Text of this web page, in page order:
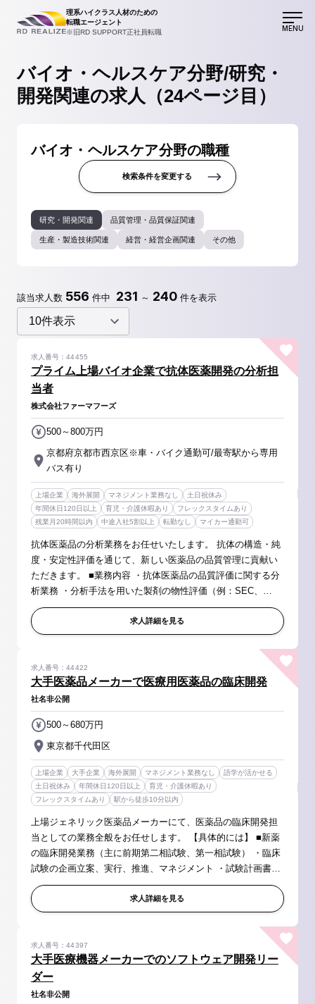
理系ハイクラス人材のための
転職エージェント
※旧RD SUPPORT正社員転職
MENU
バイオ・ヘルスケア分野/研究・
開発関連の求人（24ページ目）
バイオ・ヘルスケア分野の職種
検索条件を変更する
研究・開発関連 品質管理・品質保証関連
生産・製造技術関連 経営・経営企画関連 その他
該当求人数 556 件中 231 ～ 240 件を表示
プライム上場バイオ企業で抗体医薬開発の分析担
当者
求人番号：44455
株式会社ファーマフーズ
京都府京都市西京区※車・バイク通勤可/最寄駅から専用
バス有り
500～800万円
上場企業 海外展開 マネジメント業務なし
土日祝休み
年間休日120日以上
育児・介護休暇あり
フレックスタイムあり
残業月20時間以内
中途入社5割以上 転勤なし マイカー通勤可
抗体医薬品の分析業務をお任せいたします。 抗体の構造・純
度・安定性評価を通じて、新しい医薬品の品質管理に貢献い
ただきます。 ■業務内容 ・抗体医薬品の品質評価に関する分
析業務 ・分析手法を用いた製剤の物性評価（例：SEC、
HIC、CE-SDS、DSC など） ・分析法の開発・バリデーショ
ン ・安定性試験、精製品...求人詳細を見る
大手医薬品メーカーで医療用医薬品の臨床開発
求人番号：44422
社名非公開
東京都千代田区
500～680万円
上場企業 大手企業 海外展開 マネジメント業務なし
語学が活かせる
土日祝休み
年間休日120日以上
育児・介護休暇あり
フレックスタイムあり
駅から徒歩10分以内
上場ジェネリック医薬品メーカーにて、医薬品の臨床開発担
当としての業務全般をお任せします。 【具体的には】 ■新薬
の臨床開発業務（主に前期第二相試験、第一相試験） ・臨床
試験の企画立案、実行、推進、マネジメント ・試験計画書等
の作成 ・CRO、SMO、治験責任医師、医療機関、測定機関
等との折衝 ・当局と...
求人詳細を見る
大手医療機器メーカーでのソフトウェア開発リー
ダー
求人番号：44397
社名非公開